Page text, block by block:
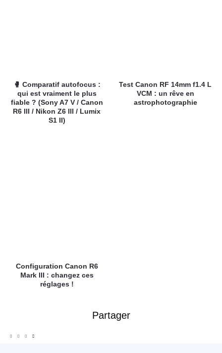
🥊 Comparatif autofocus :
qui est vraiment le plus
fiable ? (Sony A7 V / Canon
R6 III / Nikon Z6 III / Lumix
S1 II)
Test Canon RF 14mm f1.4 L
VCM : un rêve en
astrophotographie
Configuration Canon R6
Mark III : changez ces
réglages !
Partager